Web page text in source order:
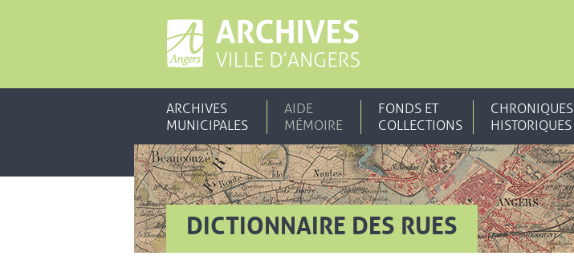
ARCHIVES
MUNICIPALES
AIDE
MÉMOIRE
FONDS ET
COLLECTIONS
CHRONIQUES
HISTORIQUES
DICTIONNAIRE DES RUES